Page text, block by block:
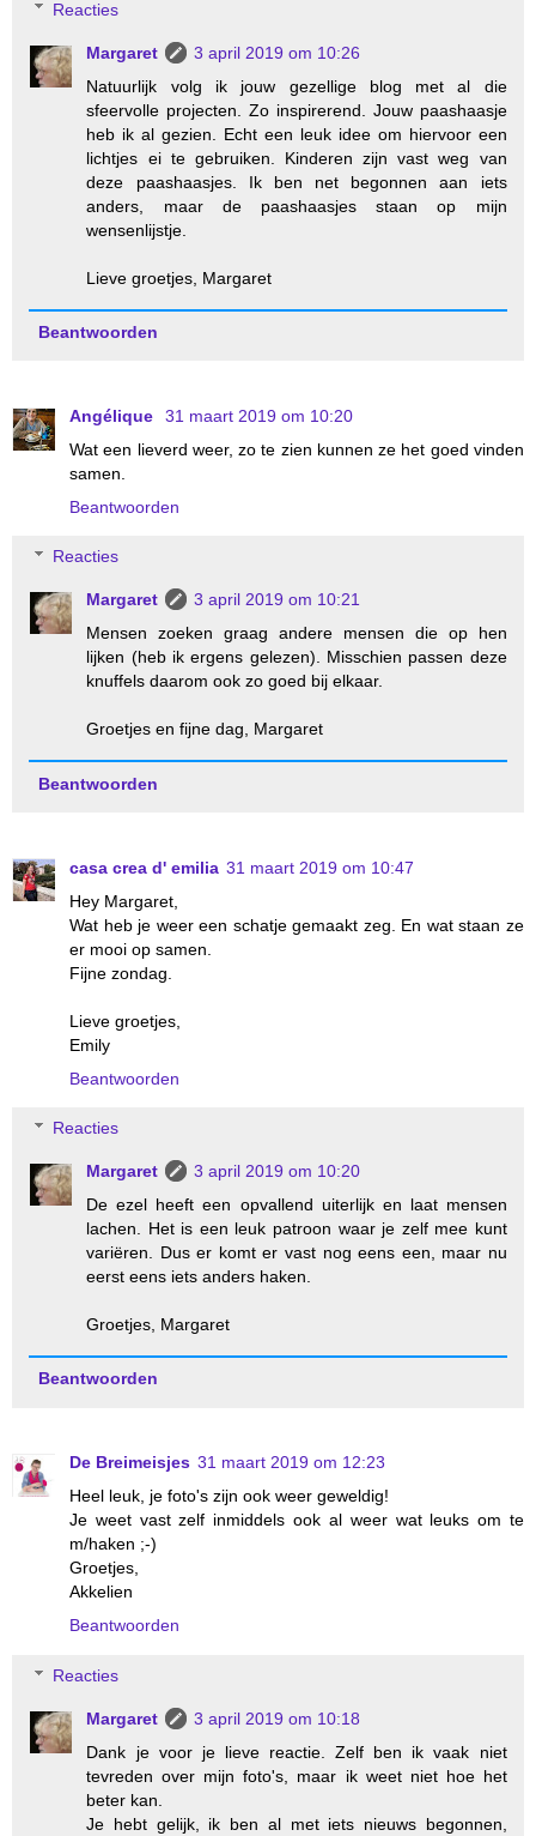
Reacties
Margaret
3 april 2019 om 10:26
Natuurlijk volg ik jouw gezellige blog met al die
sfeervolle projecten. Zo inspirerend. Jouw paashaasje
heb ik al gezien. Echt een leuk idee om hiervoor een
lichtjes ei te gebruiken. Kinderen zijn vast weg van
deze paashaasjes. Ik ben net begonnen aan iets
anders, maar de paashaasjes staan op mijn
wensenlijstje.
Lieve groetjes, Margaret
Beantwoorden
Angélique
31 maart 2019 om 10:20
Wat een lieverd weer, zo te zien kunnen ze het goed vinden
samen.
Beantwoorden
Reacties
Margaret
3 april 2019 om 10:21
Mensen zoeken graag andere mensen die op hen
lijken (heb ik ergens gelezen). Misschien passen deze
knuffels daarom ook zo goed bij elkaar.
Groetjes en fijne dag, Margaret
Beantwoorden
casa crea d' emilia 31 maart 2019 om 10:47
Hey Margaret,
Wat heb je weer een schatje gemaakt zeg. En wat staan ze
er mooi op samen.
Fijne zondag.
Lieve groetjes,
Emily
Beantwoorden
Reacties
Margaret
3 april 2019 om 10:20
De ezel heeft een opvallend uiterlijk en laat mensen
lachen. Het is een leuk patroon waar je zelf mee kunt
variëren. Dus er komt er vast nog eens een, maar nu
eerst eens iets anders haken.
Groetjes, Margaret
Beantwoorden
De Breimeisjes 31 maart 2019 om 12:23
Heel leuk, je foto's zijn ook weer geweldig!
Je weet vast zelf inmiddels ook al weer wat leuks om te
m/haken ;-)
Groetjes,
Akkelien
Beantwoorden
Reacties
Margaret
3 april 2019 om 10:18
Dank je voor je lieve reactie. Zelf ben ik vaak niet
tevreden over mijn foto's, maar ik weet niet hoe het
beter kan.
Je hebt gelijk, ik ben al met iets nieuws begonnen,